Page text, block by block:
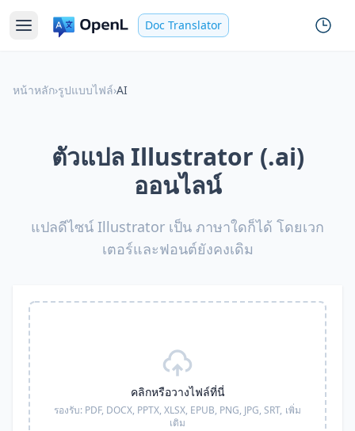
Doc Translator
หน้าหลัก›รูปแบบไฟล์›AI
ตัวแปล Illustrator (.ai)
ออนไลน์
แปลดีไซน์ Illustrator เป็น ภาษาใดก็ได้ โดยเวก
เตอร์และฟอนต์ยังคงเดิม
คลิกหรือวางไฟล์ที่นี่
รองรับ: PDF, DOCX, PPTX, XLSX, EPUB, PNG, JPG, SRT, เพิ่ม
เติม